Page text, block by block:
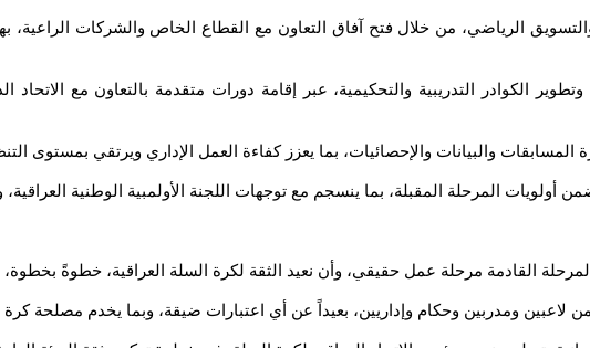
الرياضي، من خلال فتح آفاق التعاون مع القطاع الخاص والشركات
الكوادر التدريبية والتحكيمية، عبر إقامة دورات متقدمة بالتعاون مع الاتحاد
والبيانات والإحصائيات، بما يعزز كفاءة العمل الإداري ويرتقي بمستوى
المرحلة المقبلة، بما ينسجم مع توجهات اللجنة الأولمبية الوطنية
القادمة مرحلة عمل حقيقي، وأن نعيد الثقة لكرة السلة العراقية، خطوةً
لاعبين ومدربين وحكام وإداريين، بعيداً عن أي اعتبارات ضيقة، وبما يخدم مصلحة كرة